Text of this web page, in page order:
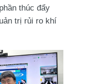
thúc đẩy
trị rủi ro khí